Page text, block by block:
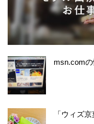
msn.comの
「ウィズ